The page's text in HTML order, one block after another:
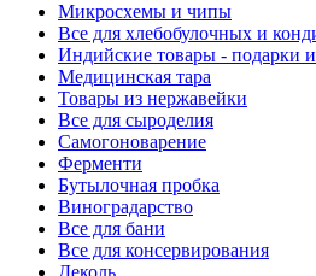
Микросхемы и чипы
Все для хлебобулочных и
Индийские товары - подарки
Медицинская тара
Товары из нержавейки
Все для сыроделия
Самогоноварение
Ферменти
Бутылочная пробка
Виноградарство
Все для бани
Все для консервирования
Деколь